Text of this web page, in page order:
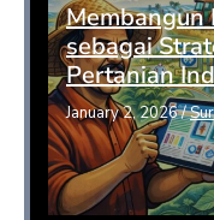
sebagai
Pertanian
January 2, 2026/